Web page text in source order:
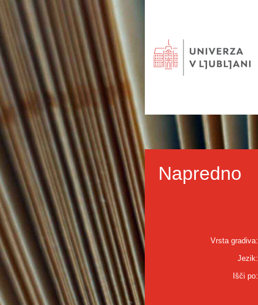
Napredno
Vrsta gradiva:
Jezik:
Išči po: